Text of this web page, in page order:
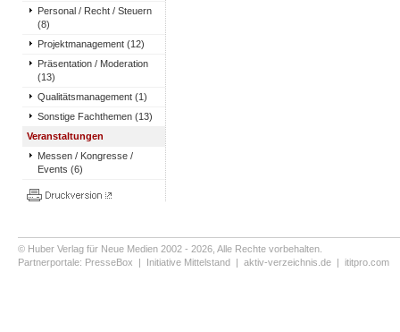
Personal / Recht / Steuern
(8)
Projektmanagement (12)
Präsentation / Moderation
(13)
Qualitätsmanagement (1)
Sonstige Fachthemen (13)
Veranstaltungen
Messen / Kongresse /
Events (6)
© Huber Verlag für Neue Medien 2002 - 2026, Alle Rechte vorbehalten.
Partnerportale: PresseBox | Initiative Mittelstand | aktiv-verzeichnis.de | ititpro.com